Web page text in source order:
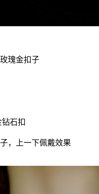
瑰金扣子
石扣
，上一下佩戴效果